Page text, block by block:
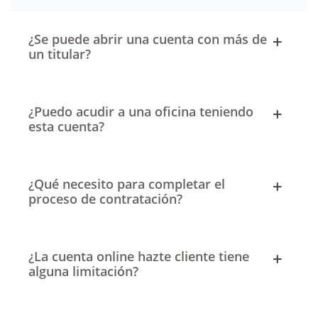
¿Se puede abrir una cuenta con más de
un titular?
¿Puedo acudir a una oficina teniendo
esta cuenta?
¿Qué necesito para completar el
proceso de contratación?
¿La cuenta online hazte cliente tiene
alguna limitación?